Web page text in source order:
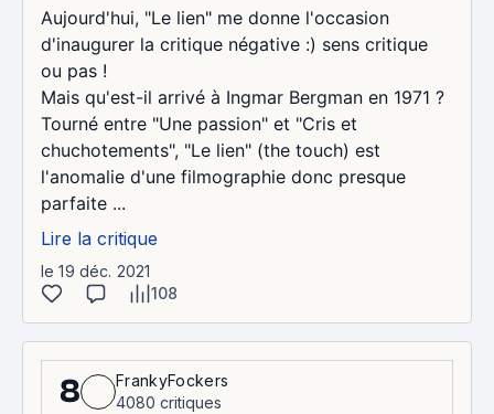
Aujourd'hui, "Le lien" me donne l'occasion
d'inaugurer la critique négative :) sens critique
ou pas !
Mais qu'est-il arrivé à Ingmar Bergman en 1971 ?
Tourné entre "Une passion" et "Cris et
chuchotements", "Le lien" (the touch) est
l'anomalie d'une filmographie donc presque
parfaite ...
Lire la critique
le 19 déc. 2021
108
8
FrankyFockers
4080 critiques